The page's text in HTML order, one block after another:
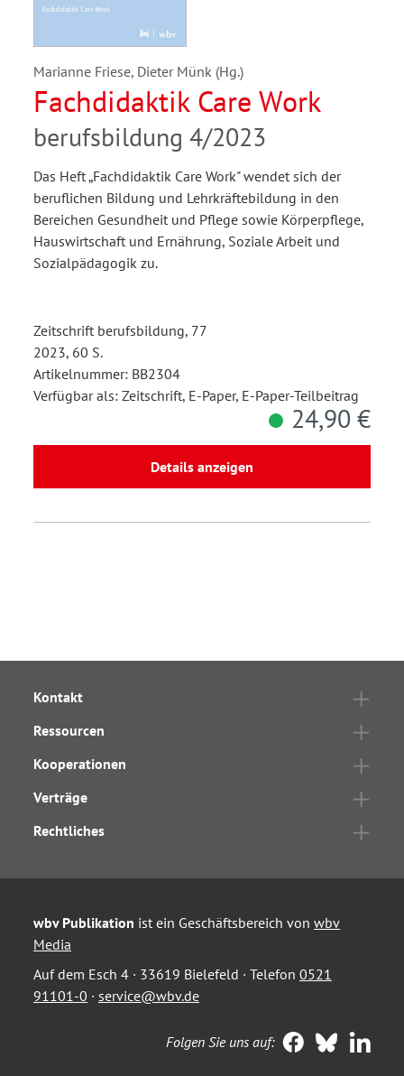
Marianne Friese, Dieter Münk (Hg.)
Fachdidaktik Care Work
berufsbildung 4/2023
Das Heft „Fachdidaktik Care Work" wendet sich der
beruflichen Bildung und Lehrkräftebildung in den
Bereichen Gesundheit und Pflege sowie Körperpflege,
Hauswirtschaft und Ernährung, Soziale Arbeit und
Sozialpädagogik zu.
Zeitschrift berufsbildung, 77
2023, 60 S.
Artikelnummer: BB2304
Verfügbar als: Zeitschrift, E-Paper, E-Paper-Teilbeitrag
24,90 €
Details anzeigen
Kontakt
Ressourcen
Kooperationen
Verträge
Rechtliches
wbv Publikation ist ein Geschäftsbereich von wbv
Media
Auf dem Esch 4 · 33619 Bielefeld · Telefon 0521
91101-0 · service@wbv.de
Folgen Sie uns auf: